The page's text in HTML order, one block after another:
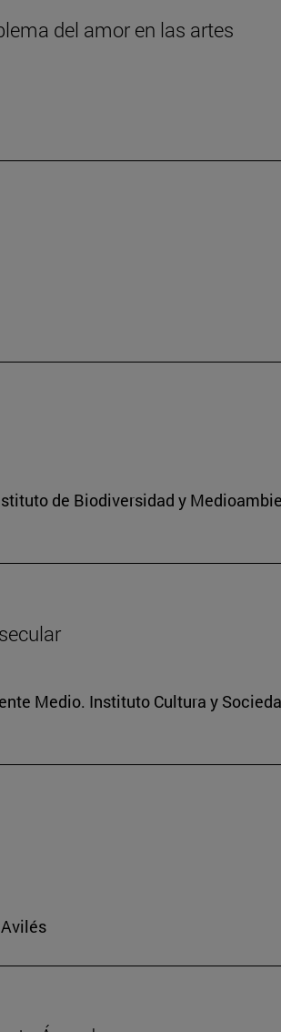
del amor en las artes
de Biodiversidad y
Medio. Instituto Cultura y